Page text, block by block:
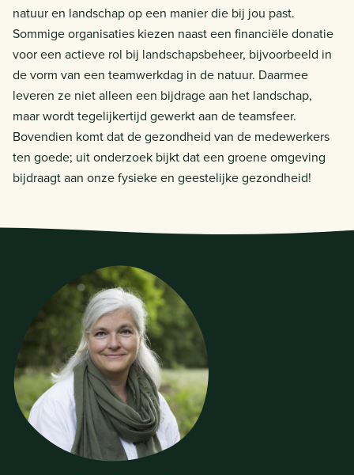
natuur en landschap op een manier die bij jou past.
Sommige organisaties kiezen naast een financiële donatie
voor een actieve rol bij landschapsbeheer, bijvoorbeeld in
de vorm van een teamwerkdag in de natuur. Daarmee
leveren ze niet alleen een bijdrage aan het landschap,
maar wordt tegelijkertijd gewerkt aan de teamsfeer.
Bovendien komt dat de gezondheid van de medewerkers
ten goede; uit onderzoek bijkt dat een groene omgeving
bijdraagt aan onze fysieke en geestelijke gezondheid!